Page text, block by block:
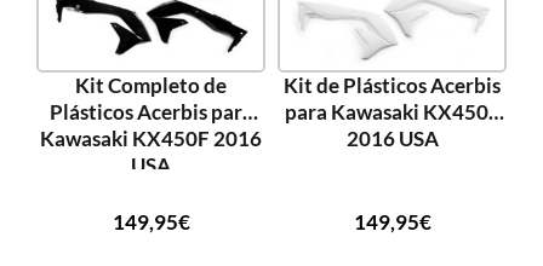
Kit Completo de
Plásticos Acerbis para
Kawasaki KX450F 2016
USA
149,95€
Kit de Plásticos Acerbis
para Kawasaki KX450F
2016 USA
149,95€